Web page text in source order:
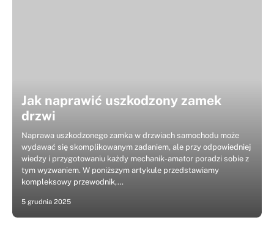
Jak naprawić uszkodzony zamek
drzwi
Naprawa uszkodzonego zamka w drzwiach samochodu może
wydawać się skomplikowanym zadaniem, ale przy odpowiedniej
wiedzy i przygotowaniu każdy mechanik-amator poradzi sobie z
tym wyzwaniem. W poniższym artykule przedstawiamy
kompleksowy przewodnik,…
5 grudnia 2025